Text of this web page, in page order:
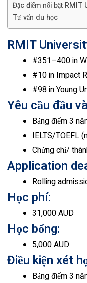
Đặc điểm nổi bật RMIT
Tư vấn du học
RMIT
#351–400 in
#10 in Impact
#98 in Young
Yêu cầu đầu
Bảng điểm 3
IELTS/TOEFL
Chứng chỉ/
Application
Rolling
Học phí:
31,000 AUD
Học bổng:
5,000 AUD
Điều kiện xét
Bảng điểm 3